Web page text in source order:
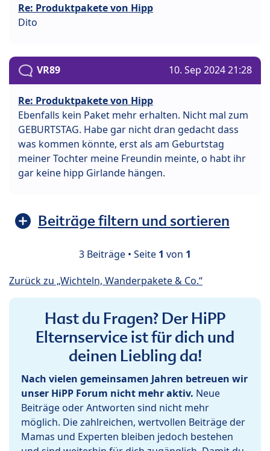
Re: Produktpakete von Hipp
Dito
VR89 10. Sep 2024 21:28
Re: Produktpakete von Hipp
Ebenfalls kein Paket mehr erhalten. Nicht mal zum
GEBURTSTAG. Habe gar nicht dran gedacht dass
was kommen könnte, erst als am Geburtstag
meiner Tochter meine Freundin meinte, o habt ihr
gar keine hipp Girlande hängen.
Beiträge filtern und sortieren
3 Beiträge • Seite 1 von 1
Zurück zu „Wichteln, Wanderpakete & Co.“
Hast du Fragen? Der HiPP
Elternservice ist für dich und
deinen Liebling da!
Nach vielen gemeinsamen Jahren betreuen wir
unser HiPP Forum nicht mehr aktiv. Neue
Beiträge oder Antworten sind nicht mehr
möglich. Die zahlreichen, wertvollen Beiträge der
Mamas und Experten bleiben jedoch bestehen